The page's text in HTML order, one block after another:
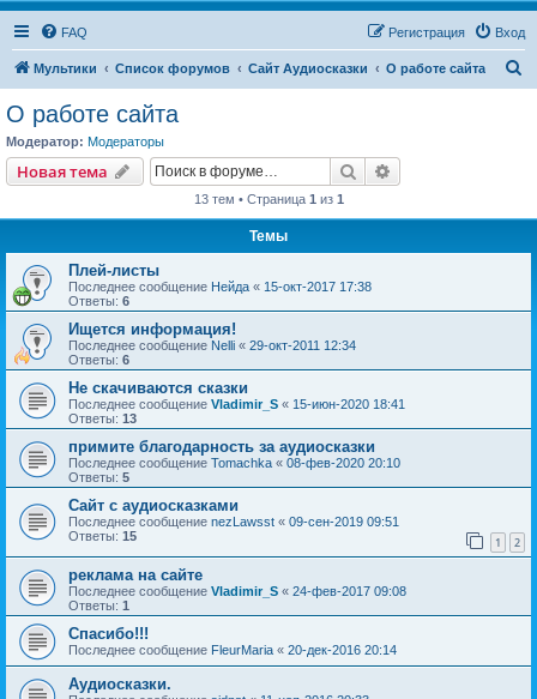
FAQ Вход
Регистрация
Мультики Список форумов Сайт Аудиосказки О работе сайта
О работе сайта
Модератор: Модераторы
Новая тема Поиск
13 тем • Страница 1 из 1
Темы
Плей-листы
Последнее сообщение Нейда « 15-окт-2017 17:38
Ответы: 6
Ищется информация!
Последнее сообщение Nelli « 29-окт-2011 12:34
Ответы: 6
Не скачиваются сказки
Последнее сообщение Vladimir_S « 15-июн-2020 18:41
Ответы: 13
примите благодарность за аудиосказки
Последнее сообщение Tomachka « 08-фев-2020 20:10
Ответы: 5
Сайт с аудиосказками
Последнее сообщение nezLawsst « 09-сен-2019 09:51
Ответы: 15 1 2
реклама на сайте
Последнее сообщение Vladimir_S « 24-фев-2017 09:08
Ответы: 1
Спасибо!!!
Последнее сообщение FleurMaria « 20-дек-2016 20:14
Аудиосказки.